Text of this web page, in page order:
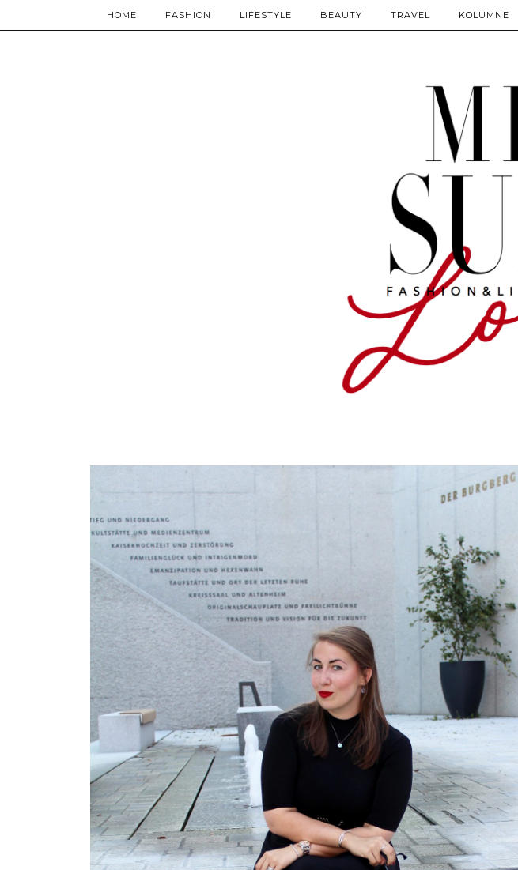
HOME FASHION LIFESTYLE BEAUTY TRAVEL KOLUMNE